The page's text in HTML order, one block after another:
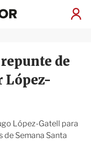
I
ó
n
x
i
o
r
de
López-
López-Gatell para
Semana Santa